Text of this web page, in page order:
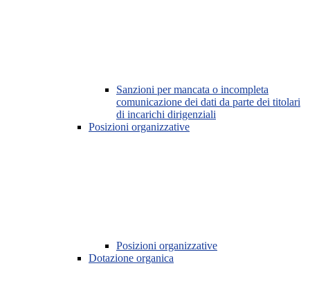
Sanzioni per mancata o incompleta
comunicazione dei dati da parte dei titolari
di incarichi dirigenziali
Posizioni organizzative
Posizioni organizzative
Dotazione organica